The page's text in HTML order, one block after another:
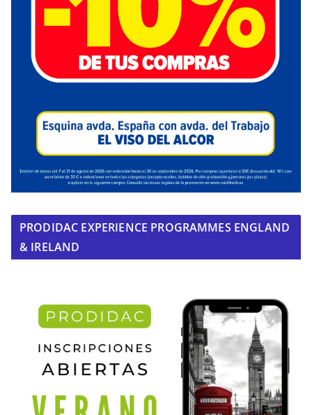
PRODIDAC EXPERIENCE PROGRAMMES ENGLAND
& IRELAND